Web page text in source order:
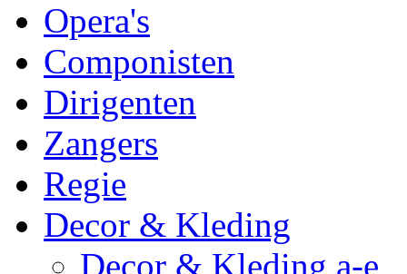
Opera's
Componisten
Dirigenten
Zangers
Regie
Decor & Kleding
Decor & Kleding a-e